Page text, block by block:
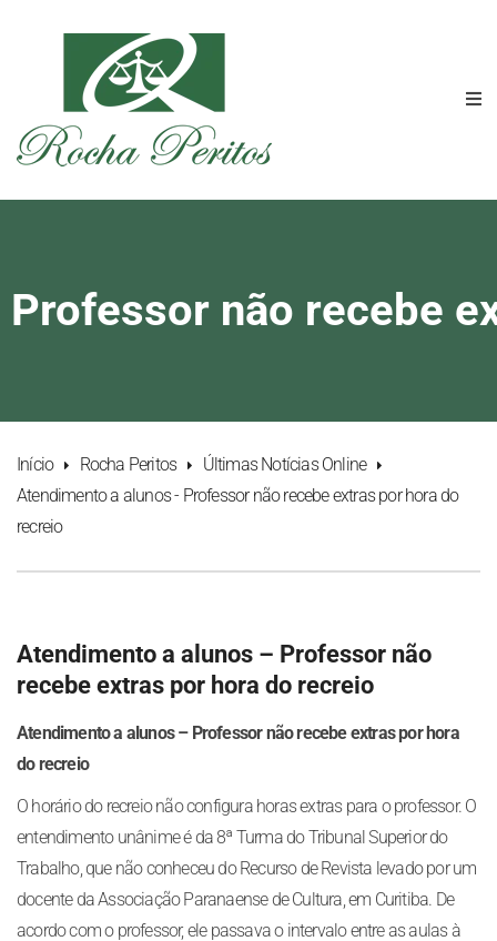
não recebe
Início Rocha Peritos
Últimas Notícias Online
Atendimento a alunos - Professor não recebe extras por hora do
recreio
Atendimento a alunos – Professor não
recebe extras por hora do recreio
Atendimento a alunos – Professor não recebe extras por hora
do recreio
O horário do recreio não configura horas extras para o professor. O
entendimento unânime é da 8ª Turma do Tribunal Superior do
Trabalho, que não conheceu do Recurso de Revista levado por um
docente da Associação Paranaense de Cultura, em Curitiba. De
acordo com o professor, ele passava o intervalo entre as aulas à